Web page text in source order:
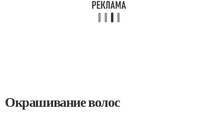
Окрашивание волос